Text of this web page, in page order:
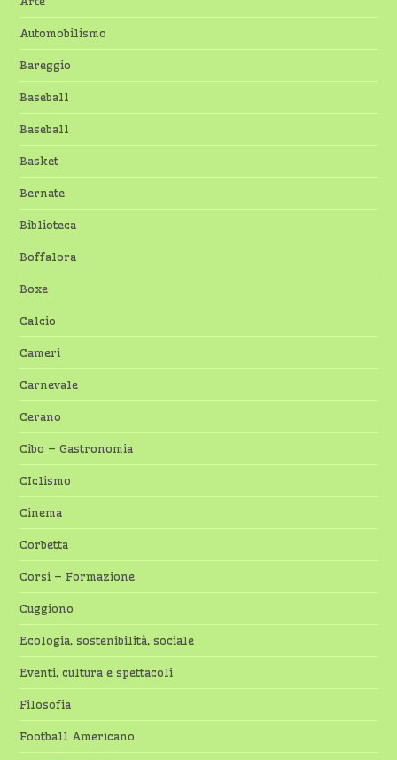
Automobilismo
Bareggio
Baseball
Baseball
Basket
Bernate
Biblioteca
Boffalora
Boxe
Calcio
Cameri
Carnevale
Cerano
Cibo – Gastronomia
CIclismo
Cinema
Corbetta
Corsi – Formazione
Cuggiono
Ecologia, sostenibilità, sociale
Eventi, cultura e spettacoli
Filosofia
Football Americano